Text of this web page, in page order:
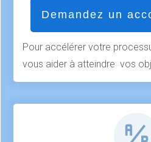
Demandez un
Pour accélérer votre
vous aider à atteindre vos